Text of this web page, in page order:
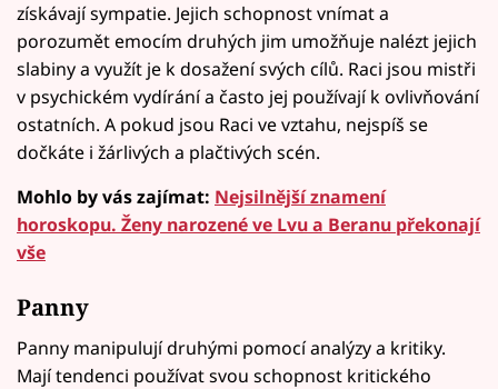
získávají sympatie. Jejich schopnost vnímat a
porozumět emocím druhých jim umožňuje nalézt jejich
slabiny a využít je k dosažení svých cílů. Raci jsou mistři
v psychickém vydírání a často jej používají k ovlivňování
ostatních. A pokud jsou Raci ve vztahu, nejspíš se
dočkáte i žárlivých a plačtivých scén.
Mohlo by vás zajímat: Nejsilnější znamení
horoskopu. Ženy narozené ve Lvu a Beranu překonají
vše
Panny
Panny manipulují druhými pomocí analýzy a kritiky.
Mají tendenci používat svou schopnost kritického